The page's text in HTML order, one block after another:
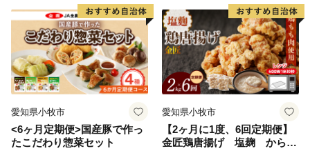
愛知県小牧市
<6ヶ月定期便>国産豚で作っ
たこだわり惣菜セット
愛知県小牧市
【2ヶ月に1度、6回定期便】
金匠鶏唐揚げ 塩麹 からあ